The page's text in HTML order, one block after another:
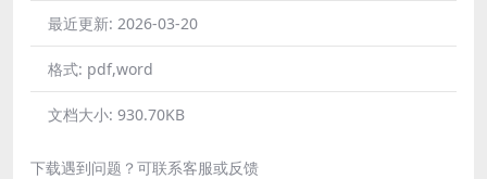
最近更新: 2026-03-20
格式: pdf,word
文档大小: 930.70KB
下载遇到问题？可联系客服或反馈